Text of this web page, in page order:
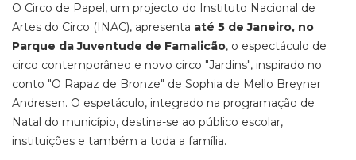
O Circo de Papel, um projecto do Instituto Nacional de
Artes do Circo (INAC), apresenta até 5 de Janeiro, no
Parque da Juventude de Famalicão, o espectáculo de
circo contemporâneo e novo circo "Jardins", inspirado no
conto "O Rapaz de Bronze" de Sophia de Mello Breyner
Andresen. O espetáculo, integrado na programação de
Natal do município, destina-se ao público escolar,
instituições e também a toda a família.